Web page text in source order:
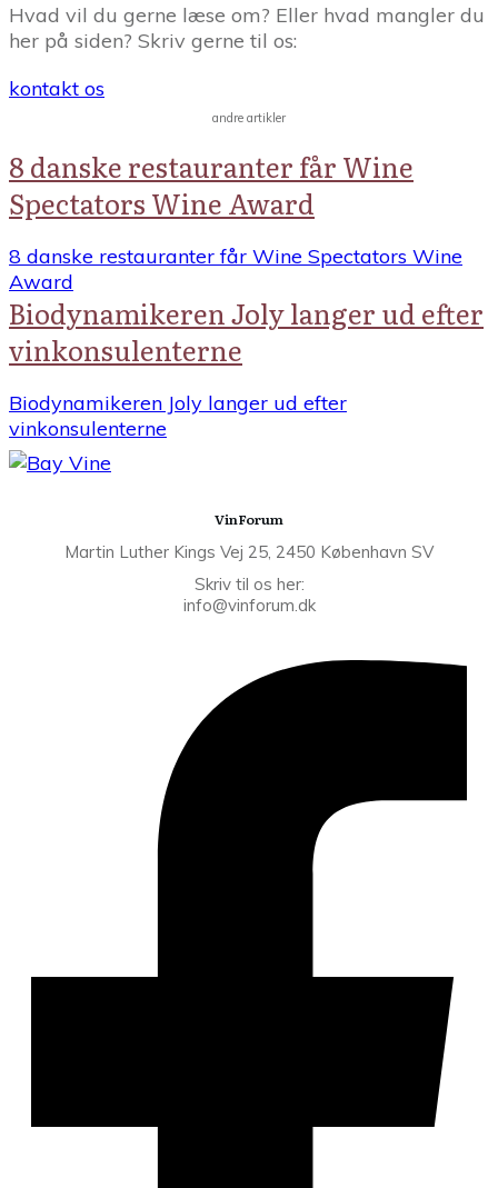
Hvad vil du gerne læse om? Eller hvad mangler du
her på siden? Skriv gerne til os:
kontakt os
andre artikler
8 danske restauranter får Wine
Spectators Wine Award
8 danske restauranter får Wine Spectators Wine
Award
Biodynamikeren Joly langer ud efter
vinkonsulenterne
Biodynamikeren Joly langer ud efter
vinkonsulenterne
VinForum
Martin Luther Kings Vej 25, 2450 København SV
Skriv til os her:
info@vinforum.dk